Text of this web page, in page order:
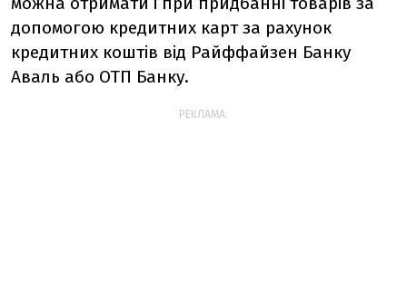
допомогою кредитних карт за рахунок
кредитних коштів від Райффайзен Банку
Аваль або ОТП Банку.
РЕКЛАМА: